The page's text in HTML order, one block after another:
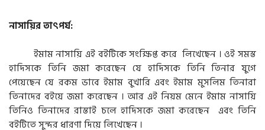
নাসায়ির তাৎপর্য:
ইমাম নাসায়ি এই বইটিকে সংক্ষিপ্ত করে লিখেছেন । ওই সমস্ত
হাদিসকে তিনি জমা করেছেন যে হাদিসকে তিনি তিনার যুগে
পেয়েছেন যে রকম ভাবে ইমাম বুখারি এবং ইমাম মুসলিম তিনারা
তিনাদের বইয়ে জমা করেছেন । আর এই নিয়ম মেনে ইমাম নাসায়ি
তিনিও তিনাদের রাস্তাই চলে হাদিসকে জমা করেছেন এবং তিনি
বইটিতে সুন্দর ধারণা দিয়ে লিখেছেন ।